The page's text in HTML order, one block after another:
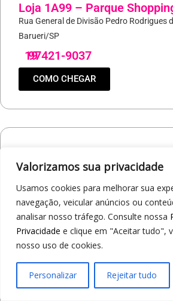
Valorizamos sua privacidade
Usamos cookies para melhorar sua
navegação, veicular anúncios ou
analisar nosso tráfego. Consulte nossa
Privacidade e clique em "Aceitar tudo",
nosso uso de cookies.
Personalizar Rejeitar tudo
Loja 1A99 – Parque
Rua General de Divisão Pedro Rodrigues
Barueri/SP
19
97421-9037
COMO CHEGAR
Via Conselheiro Antonio Prado, 1400 -
19
97407-5840
COMO CHEGAR